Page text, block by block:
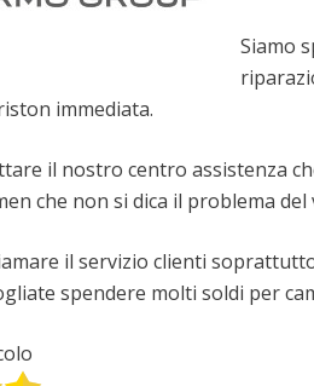
Siamo
immediata.
il nostro centro assistenza
che non si dica il problema
il servizio clienti
spendere molti soldi per